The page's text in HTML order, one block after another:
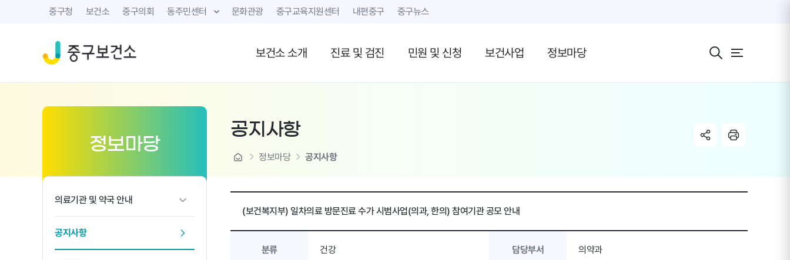
본문 내용 바로가기
중구청 보건소 중구의회 동주민센터 문화관광 중구교육지원센터 내편중구 중구뉴스
보건소 소개 진료 및 검진 민원 및 신청 보건사업 정보마당 전체 메뉴 보기
정보마당
의료기관 및 약국 안내
공지사항
공지사항
home 정보마당 공지사항
(보건복지부) 일차의료 방문진료 수가 시범사업(의과, 한의) 참여기관 공모 안내
분류 건강 담당부서 의약과